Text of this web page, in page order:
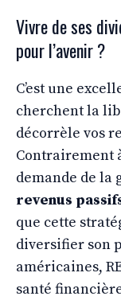
Vivre de ses
pour l’avenir ?
C’est une
cherchent la
décorrèle vos
Contrairement
demande de la
revenus
que cette
diversifier son
américaines,
santé